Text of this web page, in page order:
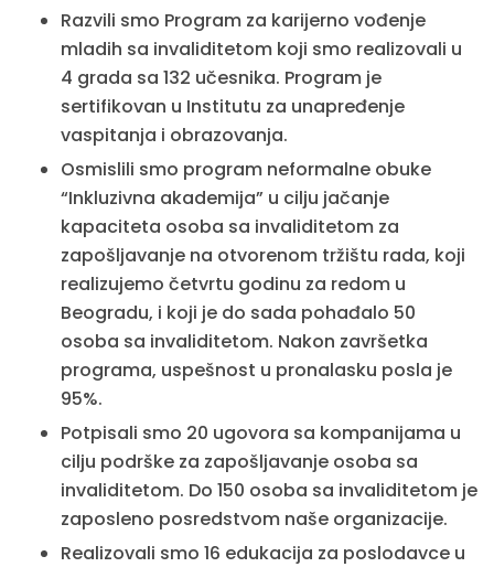
Razvili smo Program za karijerno vođenje
mladih sa invaliditetom koji smo realizovali u
4 grada sa 132 učesnika. Program je
sertifikovan u Institutu za unapređenje
vaspitanja i obrazovanja.
Osmislili smo program neformalne obuke
“Inkluzivna akademija” u cilju jačanje
kapaciteta osoba sa invaliditetom za
zapošljavanje na otvorenom tržištu rada, koji
realizujemo četvrtu godinu za redom u
Beogradu, i koji je do sada pohađalo 50
osoba sa invaliditetom. Nakon završetka
programa, uspešnost u pronalasku posla je
95%.
Potpisali smo 20 ugovora sa kompanijama u
cilju podrške za zapošljavanje osoba sa
invaliditetom. Do 150 osoba sa invaliditetom je
zaposleno posredstvom naše organizacije.
Realizovali smo 16 edukacija za poslodavce u